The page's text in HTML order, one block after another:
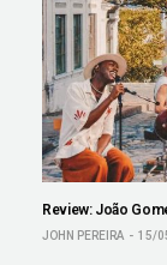
Review: João
JOHN PEREIRA 15/